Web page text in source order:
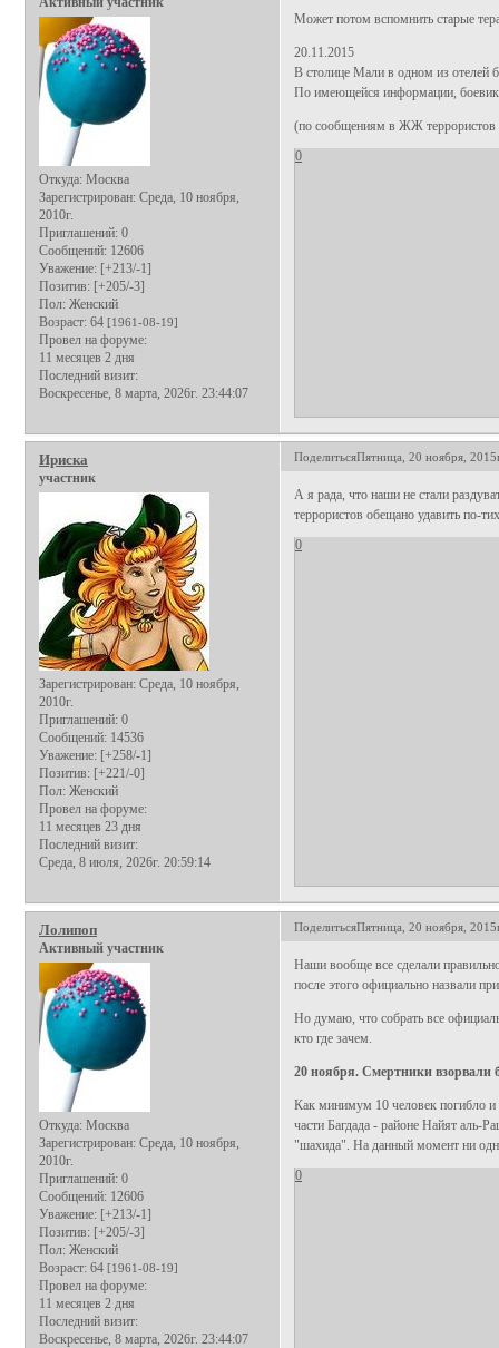
Откуда: Москва
Зарегистрирован: Среда, 10 ноября,
2010г.
Приглашений: 0
Сообщений: 12606
Уважение: [+213/-1]
Позитив: [+205/-3]
Пол: Женский
Возраст: 64 [1961-08-19]
Провел на форуме:
11 месяцев 2 дня
Последний визит:
Воскресенье, 8 марта, 2026г. 23:44:07
Может потом вспомнить старые
20.11.2015
В столице Мали в одном из отелей
По имеющейся информации,
(по сообщениям в ЖЖ
0
ПоделитьсяПятница, 20 ноября,
Ириска
участник
Зарегистрирован: Среда, 10 ноября,
2010г.
Приглашений: 0
Сообщений: 14536
Уважение: [+258/-1]
Позитив: [+221/-0]
Пол: Женский
Провел на форуме:
11 месяцев 23 дня
Последний визит:
Среда, 8 июля, 2026г. 20:59:14
А я рада, что наши не стали
террористов обещано удавить по-
0
ПоделитьсяПятница, 20 ноября,
Лолипоп
Активный участник
Откуда: Москва
Зарегистрирован: Среда, 10 ноября,
2010г.
Приглашений: 0
Сообщений: 12606
Уважение: [+213/-1]
Позитив: [+205/-3]
Пол: Женский
Возраст: 64 [1961-08-19]
Провел на форуме:
11 месяцев 2 дня
Последний визит:
Воскресенье, 8 марта, 2026г. 23:44:07
Наши вообще все сделали
после этого официально назвали
Но думаю, что собрать все
кто где зачем.
20 ноября. Смертники взорвали
Как минимум 10 человек погибло и
части Багдада - районе Найят аль-
"шахида". На данный момент ни одна
0